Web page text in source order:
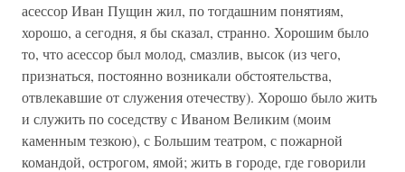
асессор Иван Пущин жил, по тогдашним понятиям,
хорошо, а сегодня, я бы сказал, странно. Хорошим было
то, что асессор был молод, смазлив, высок (из чего,
признаться, постоянно возникали обстоятельства,
отвлекавшие от служения отечеству). Хорошо было жить
и служить по соседству с Иваном Великим (моим
каменным тезкою), с Большим театром, с пожарной
командой, острогом, ямой; жить в городе, где говорили